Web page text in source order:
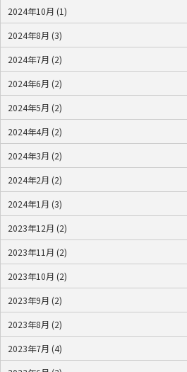
2024年10月 (1)
2024年8月 (3)
2024年7月 (2)
2024年6月 (2)
2024年5月 (2)
2024年4月 (2)
2024年3月 (2)
2024年2月 (2)
2024年1月 (3)
2023年12月 (2)
2023年11月 (2)
2023年10月 (2)
2023年9月 (2)
2023年8月 (2)
2023年7月 (4)